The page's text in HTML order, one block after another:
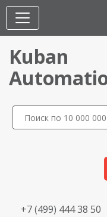
Kuban
+7 (499) 444 38 50